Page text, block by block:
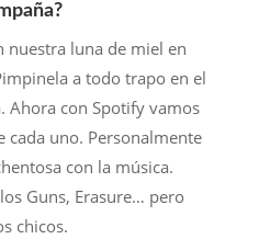
nuestra luna de miel en
a todo trapo en el
Ahora con Spotify vamos
cada uno. Personalmente
con la música.
Guns, Erasure… pero
chicos.